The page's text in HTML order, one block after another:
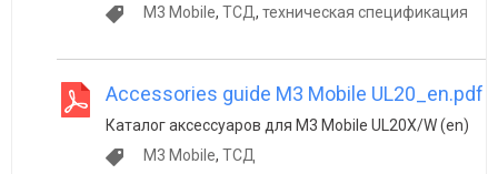
M3 Mobile, ТСД, техническая спецификация
Accessories guide M3 Mobile UL20_en.pdf
Каталог аксессуаров для M3 Mobile UL20X/W (en)
M3 Mobile, ТСД